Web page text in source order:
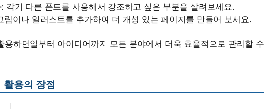
: 각기 다른 폰트를 사용해서 강조하고 싶은 부분을 살려보세요.
림이나 일러스트를 추가하여 더 개성 있는 페이지를 만들어 보세요.
용하면일부터 아이디어까지 모든 분야에서 더욱 효율적으로 관리할 수
활용의 장점